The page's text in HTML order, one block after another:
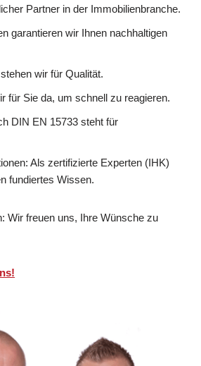
Partner in der Immobilienbranche.
garantieren wir Ihnen nachhaltigen
wir für Qualität.
für Sie da, um schnell zu reagieren.
DIN EN 15733 steht für
Als zertifizierte Experten (IHK)
fundiertes Wissen.
Wir freuen uns, Ihre Wünsche zu